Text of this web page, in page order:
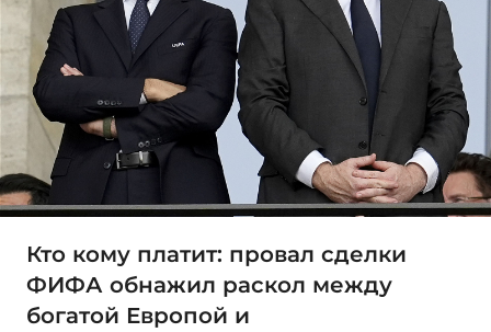
Кто кому платит: провал сделки
ФИФА обнажил раскол между
богатой Европой и